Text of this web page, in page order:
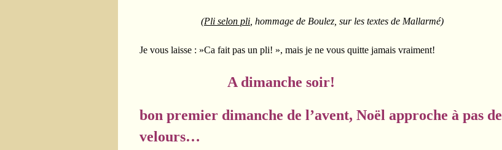
(Pli selon pli , hommage de Boulez, sur les textes de Mallarmé)
Je vous laisse : »Ca fait pas un pli! », mais je ne vous quitte jamais vraiment!
A dimanche soir!
bon premier dimanche de l’avent, Noël approche à pas de
velours…